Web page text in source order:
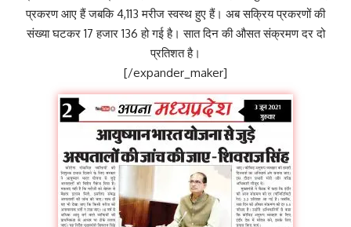
प्रकरण आए हैं जबकि 4,113 मरीज स्वस्थ हुए हैं। अब सक्रिय प्रकरणों की
संख्या घटकर 17 हजार 136 हो गई है। सात दिन की औसत संक्रमण दर दो
प्रतिशत है।
[/expander_maker]